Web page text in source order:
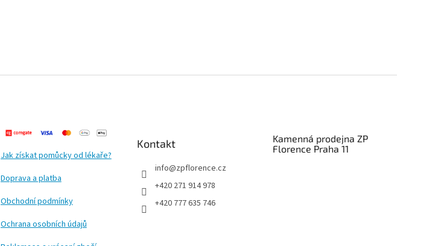
Jak získat pomůcky od lékaře?
Doprava a platba
Obchodní podmínky
Ochrana osobních údajů
Kontakt
info@zpflorence.cz
+420 271 914 978
+420 777 635 746
Kamenná prodejna ZP
Florence Praha 11